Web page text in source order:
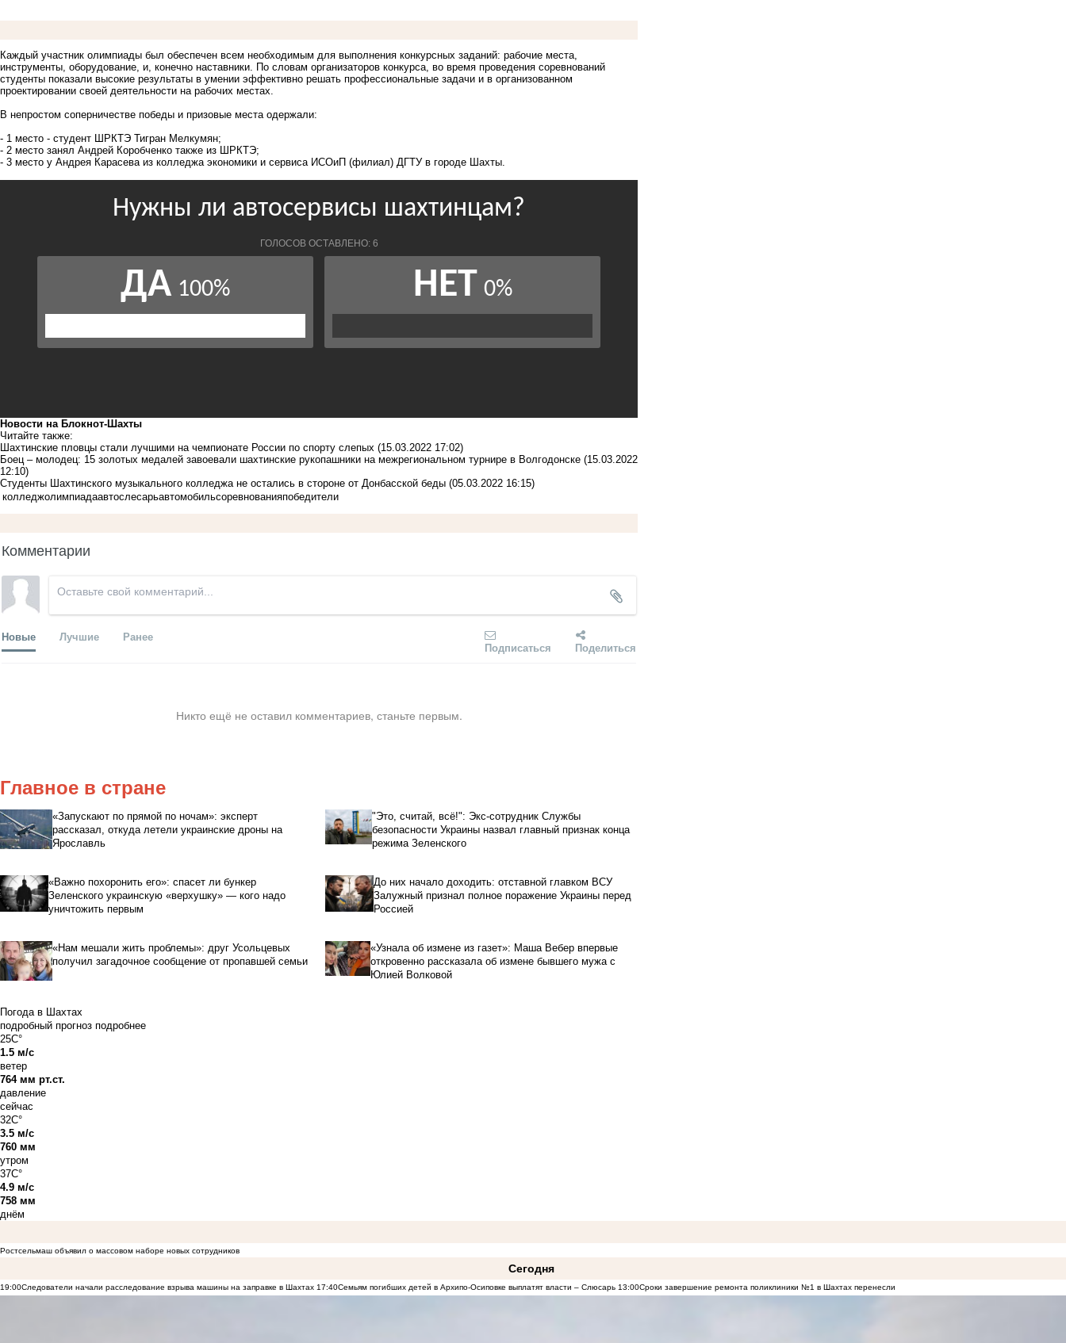
Каждый участник олимпиады был обеспечен всем необходимым для выполнения конкурсных заданий: рабочие места,
инструменты, оборудование, и, конечно наставники. По словам организаторов конкурса, во время проведения соревнований
студенты показали высокие результаты в умении эффективно решать профессиональные задачи и в организованном
проектировании своей деятельности на рабочих местах.
В непростом соперничестве победы и призовые места одержали:
- 1 место - студент ШРКТЭ Тигран Мелкумян;
- 2 место занял Андрей Коробченко также из ШРКТЭ;
- 3 место у Андрея Карасева из колледжа экономики и сервиса ИСОиП (филиал) ДГТУ в городе Шахты.
Новости на Блoкнoт-Шахты
Читайте также:
Шахтинские пловцы стали лучшими на чемпионате России по спорту слепых (15.03.2022 17:02)
Боец – молодец: 15 золотых медалей завоевали шахтинские рукопашники на межрегиональном турнире в Волгодонске (15.03.2022
12:10)
Студенты Шахтинского музыкального колледжа не остались в стороне от Донбасской беды (05.03.2022 16:15)
колледжолимпиадаавтослесарьавтомобильсоревнованияпобедители
Комментарии
Новые Лучшие Ранее
Подписаться Поделиться
Никто ещё не оставил комментариев, станьте первым.
Главное в стране
«Запускают по прямой по ночам»: эксперт
рассказал, откуда летели украинские дроны на
Ярославль
"Это, считай, всё!": Экс-сотрудник Службы
безопасности Украины назвал главный признак конца
режима Зеленского
«Важно похоронить его»: спасет ли бункер
Зеленского украинскую «верхушку» — кого надо
уничтожить первым
До них начало доходить: отставной главком ВСУ
Залужный признал полное поражение Украины перед
Россией
«Нам мешали жить проблемы»: друг Усольцевых
получил загадочное сообщение от пропавшей семьи
«Узнала об измене из газет»: Маша Вебер впервые
откровенно рассказала об измене бывшего мужа с
Юлией Волковой
Погода в Шахтах
подробный прогноз подробнее
25C°
1.5 м/с
ветер
764 мм рт.ст.
давление
сейчас
32C°
3.5 м/с
760 мм
утром
37C°
4.9 м/с
758 мм
днём
Ростсельмаш объявил о массовом наборе новых сотрудников
Сегодня
19:00Следователи начали расследование взрыва машины на заправке в Шахтах 17:40Семьям погибших детей в Архипо-Осиповке выплатят власти – Слюсарь 13:00Сроки завершение ремонта поликлиники №1 в Шахтах перенесли